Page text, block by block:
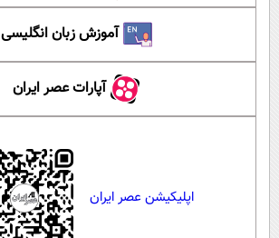
آموزش زبان انگلیسی
آپارات عصر ایران
اپلیکیشن عصر ایران